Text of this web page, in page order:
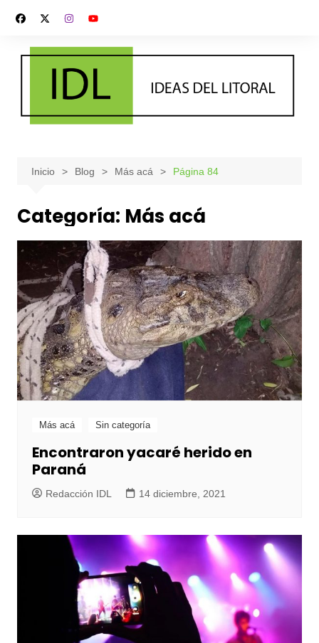
contenido
Inicio Blog Más acá Página 84
Categoría: Más acá
Más acá Sin categoría
Encontraron yacaré herido en
Paraná
Redacción IDL 14 diciembre, 2021